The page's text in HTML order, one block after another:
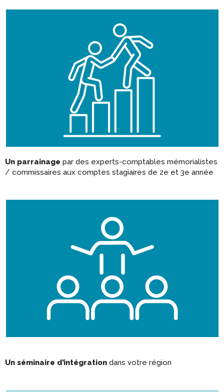
Un parrainage par des experts-comptables mémorialistes
/ commissaires aux comptes stagiaires de 2e et 3e année
Un séminaire d’intégration dans votre région